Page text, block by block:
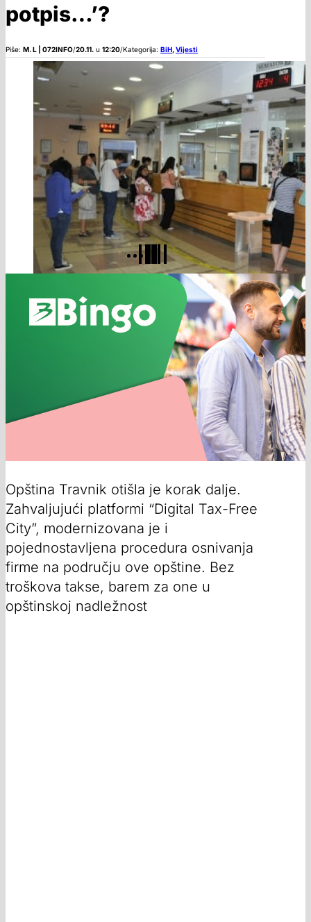
potpis…’?
Piše: M. L | 072INFO/20.11. u 12:20/Kategorija: BiH,Vijesti
Opština Travnik otišla je korak dalje.
Zahvaljujući platformi “Digital Tax-Free
City”, modernizovana je i
pojednostavljena procedura osnivanja
firme na području ove opštine. Bez
troškova takse, barem za one u
opštinskoj nadležnost